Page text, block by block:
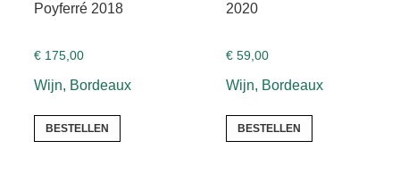
Poyferré 2018
€ 175,00
Wijn, Bordeaux
BESTELLEN
2020
€59,00
Wijn, Bordeaux
BESTELLEN